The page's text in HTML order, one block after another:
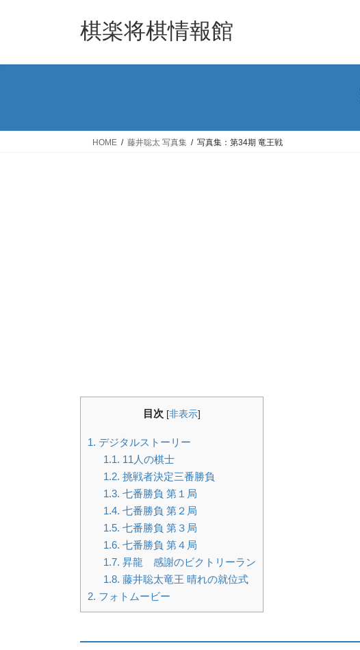
棋楽将棋情報館
HOME 藤井聡太 写真集 写真集：第34期 竜王戦
目次 [非表示]
1. デジタルストーリー
1.1. 11人の棋士
1.2. 挑戦者決定三番勝負
1.3. 七番勝負 第１局
1.4. 七番勝負 第２局
1.5. 七番勝負 第３局
1.6. 七番勝負 第４局
1.7. 昇龍 感謝のビクトリーラン
1.8. 藤井聡太竜王 晴れの就位式
2. フォトムービー